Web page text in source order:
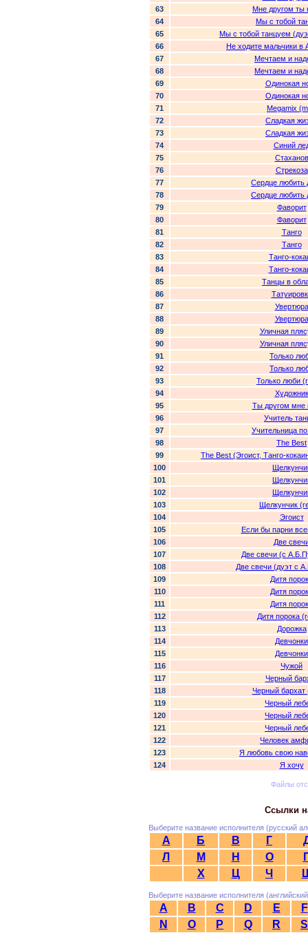
63
Мне другом ты
64
Мы с тобой
65
Мы с тобой танцуем
66
Не ходите мальчики в
67
Мечтаем и
68
Мечтаем и
69
Одинокая
70
Одинокая
71
Megamix
72
Сладкая
73
Сладкая
74
Синий
75
Стаханов
76
Стрекоза
77
Сердце любить
78
Сердце любить
79
Фаворит
80
Фаворит
81
Танго
82
Танго
83
Танго-
84
Танго-
85
Танцы в
86
87
Увертюра
88
Увертюра
89
Уличная
90
Уличная
91
Только
92
Только
93
Только люби
94
Художник
95
Ты другом мне
96
Учитель
97
Учительница
98
The Best
99
The Best (Эгоист, Танго-
100
101
102
103
Щелкунчик
104
Эгоист
105
Если бы парни
106
Две
107
Две свечи (с
108
Две свечи (дуэт с
109
Дитя
110
Дитя
111
Дитя
112
Дитя порока
113
Дорожка
114
Девчонки
115
Девчонки
116
Чужой
117
Черный
118
Черный бархат
119
Черный
120
Черный
121
Черный
122
Человек
123
Я любовь свою
124
Я хочу
Файлы
Ссылки
Выберите название исполнителя (русский
А Б В Г
Л
М Н О
Х
Ц Ч
Выберите название исполнителя
A B C D E
F
N
O P Q R S